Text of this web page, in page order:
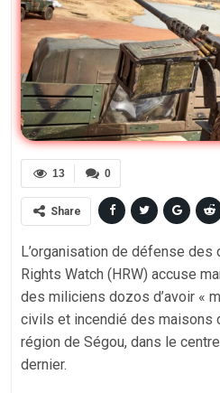
0
13
Share
L’organisation de défense des
Rights Watch (HRW) accuse
des miliciens dozos d’avoir «
civils et incendié des maisons
région de Ségou, dans le
dernier.